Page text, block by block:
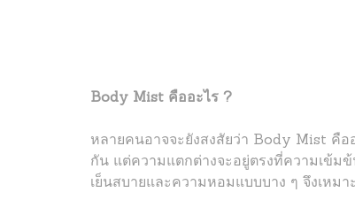
Body Mist คืออะไร ?
หลายคนอาจจะยังสงสัยว่า Body Mist คื
กัน แต่ความแตกต่างจะอยู่ตรงที่ความเข้ม
เย็นสบายและความหอมแบบบาง ๆ จึงเหม